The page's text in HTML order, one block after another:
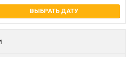
ВЫБРАТЬ ДАТУ